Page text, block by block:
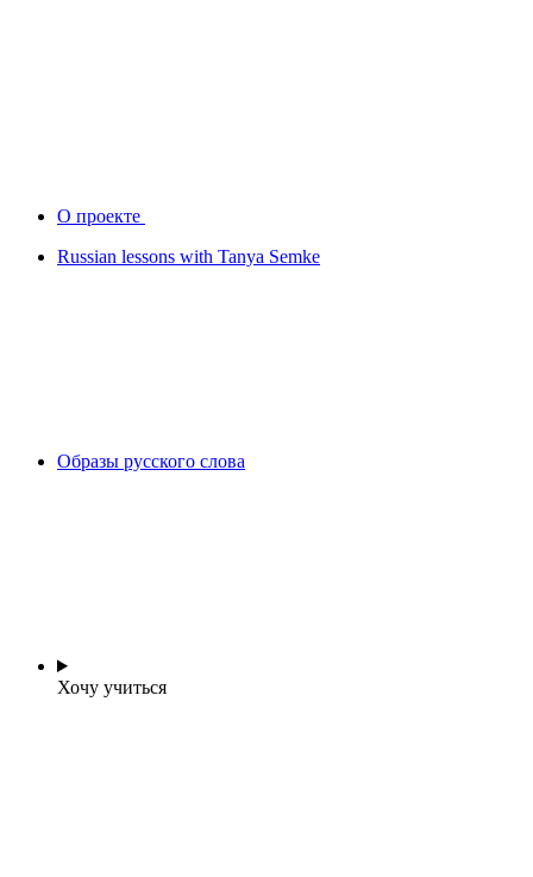
О проекте
Russian lessons with Tanya Semke
Образы русского слова
Хочу учиться